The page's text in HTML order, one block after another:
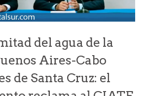
del agua de la
Aires-Cabo
de Santa Cruz: el